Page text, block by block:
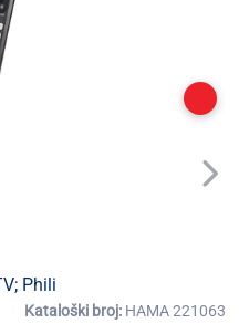
Phili
Kataloški broj: HAMA 221063